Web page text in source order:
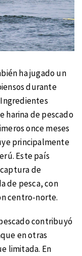
ha jugado un
durante
Ingredientes
harina de pescado
once meses
principalmente
Este país
de
de pesca, con
centro-norte.
contribuyó
en otras
limitada. En